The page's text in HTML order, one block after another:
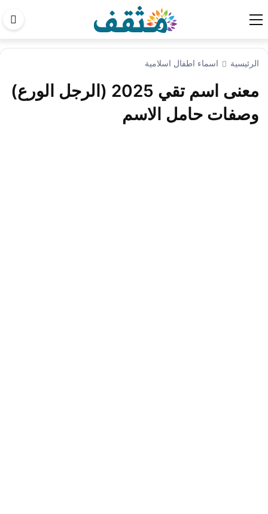
الرئيسية اسماء اطفال اسلامية
معنى اسم تقي 2025 (الرجل الورع)
وصفات حامل الاسم